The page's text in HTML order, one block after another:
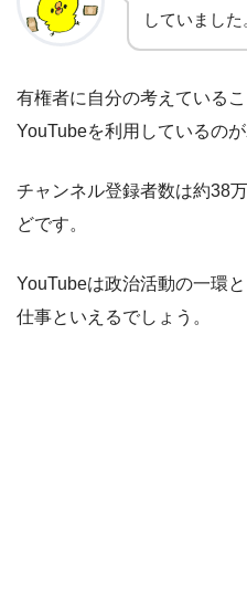
していました
有権者に自分の考えている
YouTubeを利用しているのが
チャンネル登録者数は約38
どです。
YouTubeは政治活動の一環
仕事といえるでしょう。